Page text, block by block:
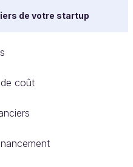
de votre startup
coût
1ère entreprise ?
erreurs en tant
à vous, en tant que